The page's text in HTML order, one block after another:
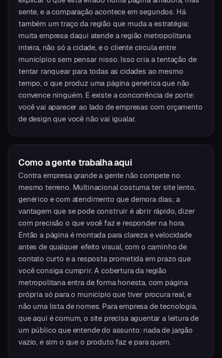
sente, e a comparação acontece em segundos. Há
também um traço da região que muda a estratégia:
muita empresa daqui atende a região metropolitana
inteira, não só a cidade, e o cliente circula entre
municípios sem pensar nisso. Isso cria a tentação de
tentar ranquear para todas as cidades ao mesmo
tempo, o que produz uma página genérica que não
convence ninguém. E existe a concorrência de porte:
você vai aparecer ao lado de empresas com orçamento
de design que você não vai igualar.
Como a gente trabalha aqui
Contra empresa grande a gente não compete no
mesmo terreno. Multinacional costuma ter site lento,
genérico e com atendimento que demora dias; a
vantagem que se pode construir é abrir rápido, dizer
com precisão o que você faz e responder na hora.
Então a página é montada para clareza e velocidade
antes de qualquer efeito visual, com o caminho de
contato curto e a resposta prometida em prazo que
você consiga cumprir. A cobertura da região
metropolitana entra de forma honesta, com página
própria só para o município que tiver procura real, e
não uma lista de nomes. Para empresa de tecnologia,
que aqui é comum, o site precisa aguentar a leitura de
um público que entende do assunto: nada de jargão
vazio, e sim o que o produto faz e para quem.